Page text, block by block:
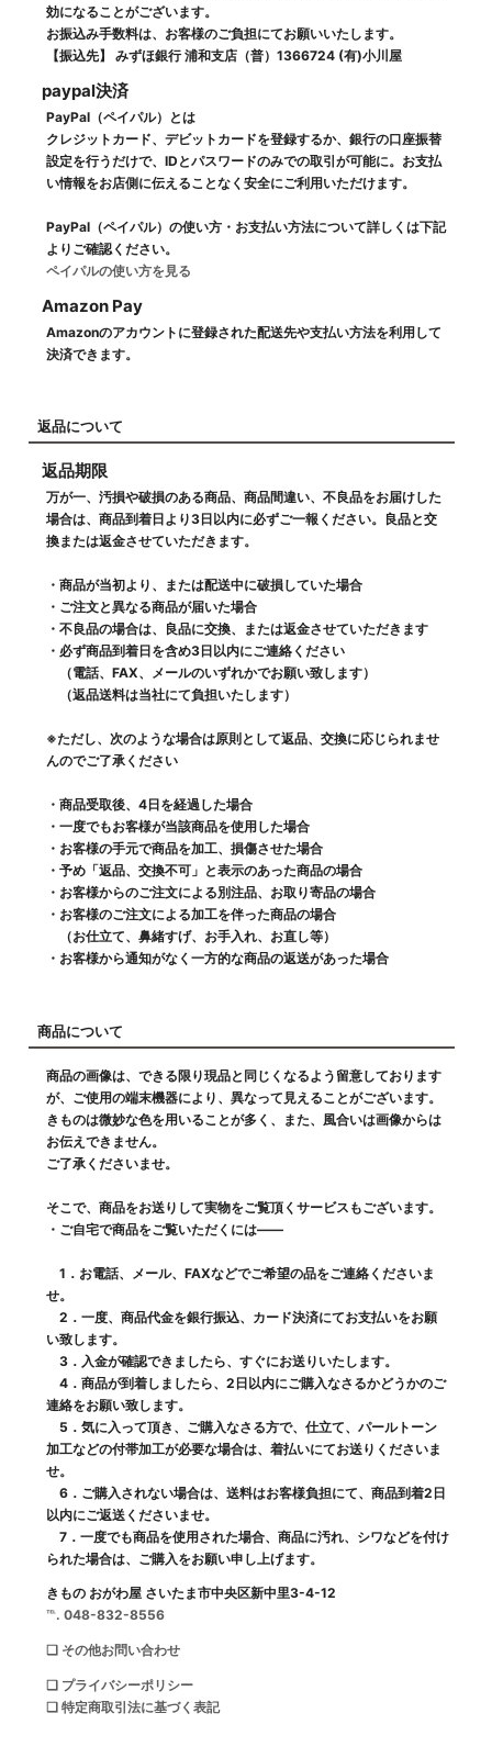
効になることがございます。
お振込み手数料は、お客様のご負担にてお願いいたします。
【振込先】 みずほ銀行 浦和支店（普）1366724 (有)小川屋
paypal決済
PayPal（ペイパル）とは
クレジットカード、デビットカードを登録するか、銀行の口座振替
設定を行うだけで、IDとパスワードのみでの取引が可能に。お支払
い情報をお店側に伝えることなく安全にご利用いただけます。
PayPal（ペイパル）の使い方・お支払い方法について詳しくは下記
よりご確認ください。
ペイパルの使い方を見る
Amazon Pay
Amazonのアカウントに登録された配送先や支払い方法を利用して
決済できます。
返品について
返品期限
万が一、汚損や破損のある商品、商品間違い、不良品をお届けした
場合は、商品到着日より3日以内に必ずご一報ください。良品と交
換または返金させていただきます。
・商品が当初より、または配送中に破損していた場合
・ご注文と異なる商品が届いた場合
・不良品の場合は、良品に交換、または返金させていただきます
・必ず商品到着日を含め3日以内にご連絡ください
（電話、FAX、メールのいずれかでお願い致します）
（返品送料は当社にて負担いたします）
※ただし、次のような場合は原則として返品、交換に応じられませ
んのでご了承ください
・商品受取後、4日を経過した場合
・一度でもお客様が当該商品を使用した場合
・お客様の手元で商品を加工、損傷させた場合
・予め「返品、交換不可」と表示のあった商品の場合
・お客様からのご注文による別注品、お取り寄品の場合
・お客様のご注文による加工を伴った商品の場合
（お仕立て、鼻緒すげ、お手入れ、お直し等）
・お客様から通知がなく一方的な商品の返送があった場合
商品について
商品の画像は、できる限り現品と同じくなるよう留意しております
が、ご使用の端末機器により、異なって見えることがございます。
きものは微妙な色を用いることが多く、また、風合いは画像からは
お伝えできません。
ご了承くださいませ。
そこで、商品をお送りして実物をご覧頂くサービスもございます。
・ご自宅で商品をご覧いただくには――
1．お電話、メール、FAXなどでご希望の品をご連絡くださいま
せ。
2．一度、商品代金を銀行振込、カード決済にてお支払いをお願
い致します。
3．入金が確認できましたら、すぐにお送りいたします。
4．商品が到着しましたら、2日以内にご購入なさるかどうかのご
連絡をお願い致します。
5．気に入って頂き、ご購入なさる方で、仕立て、パールトーン
加工などの付帯加工が必要な場合は、着払いにてお送りくださいま
せ。
6．ご購入されない場合は、送料はお客様負担にて、商品到着2日
以内にご返送くださいませ。
7．一度でも商品を使用された場合、商品に汚れ、シワなどを付け
られた場合は、ご購入をお願い申し上げます。
きもの おがわ屋 さいたま市中央区新中里3-4-12
℡. 048-832-8556
❑ その他お問い合わせ
❑ プライバシーポリシー
❑ 特定商取引法に基づく表記